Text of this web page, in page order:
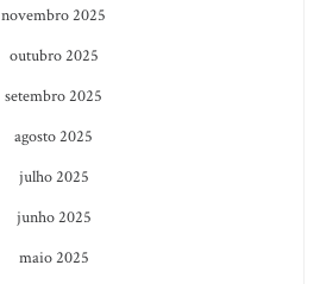
novembro 2025
outubro 2025
setembro 2025
agosto 2025
julho 2025
junho 2025
maio 2025